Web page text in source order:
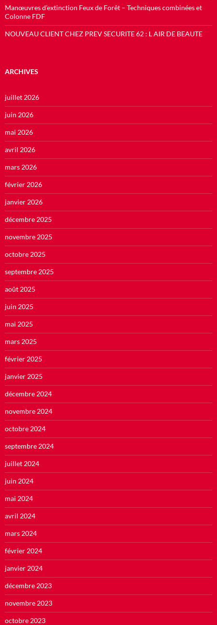
Manœuvres d’extinction Feux de Forêt – Techniques combinées et
Colonne FDF
NOUVEAU CLIENT CHEZ PREV SECURITE 62 : L AIR DE BEAUTE
ARCHIVES
juillet 2026
juin 2026
mai 2026
avril 2026
mars 2026
février 2026
janvier 2026
décembre 2025
novembre 2025
octobre 2025
septembre 2025
août 2025
juin 2025
mai 2025
mars 2025
février 2025
janvier 2025
décembre 2024
novembre 2024
octobre 2024
septembre 2024
juillet 2024
juin 2024
mai 2024
avril 2024
mars 2024
février 2024
janvier 2024
décembre 2023
novembre 2023
octobre 2023